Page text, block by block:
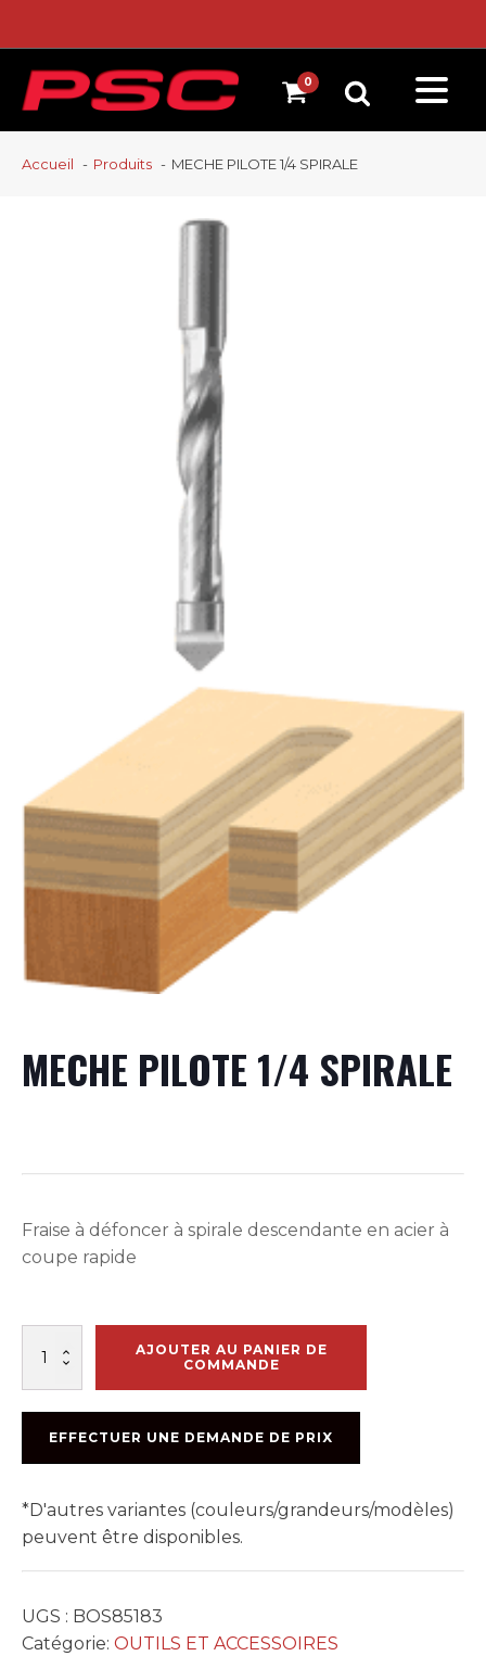
Accueil Produits MECHE PILOTE 1/4 SPIRALE
MECHE PILOTE 1/4 SPIRALE
Fraise à défoncer à spirale descendante en acier à
coupe rapide
MECHE
SPIRALE
AJOUTER AU PANIER DE
COMMANDE
EFFECTUER UNE DEMANDE DE PRIX
*D'autres variantes (couleurs/grandeurs/modèles)
peuvent être disponibles.
UGS : BOS85183
Catégorie: OUTILS ET ACCESSOIRES